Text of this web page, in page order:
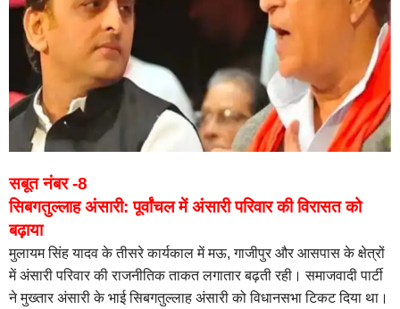
सबूत नंबर -8
सिबगतुल्लाह अंसारी: पूर्वांचल में अंसारी परिवार की विरासत को
बढ़ाया
मुलायम सिंह यादव के तीसरे कार्यकाल में मऊ, गाजीपुर और आसपास के क्षेत्रों
में अंसारी परिवार की राजनीतिक ताकत लगातार बढ़ती रही। समाजवादी पार्टी
ने मुख्तार अंसारी के भाई सिबगतुल्लाह अंसारी को विधानसभा टिकट दिया था।